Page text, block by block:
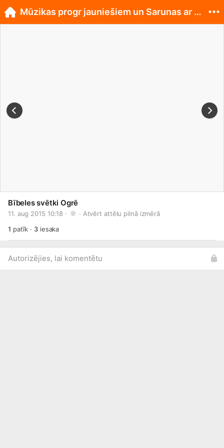
Bībeles svētki Ogrē
11. aug 2015 10:18 · · Atvērt attēlu pilnā izmērā
1 patīk · 3iesaka
Autorizējies, lai komentētu
Mūzikas progr jauniešiem un Sarunas ar mācītājiem